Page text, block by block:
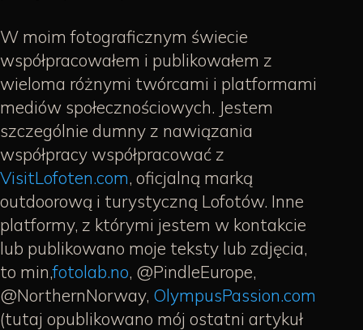
W moim fotograficznym świecie
współpracowałem i publikowałem z
wieloma różnymi twórcami i platformami
mediów społecznościowych. Jestem
szczególnie dumny z nawiązania
współpracy współpracować z
VisitLofoten.com, oficjalną marką
outdoorową i turystyczną Lofotów. Inne
platformy, z którymi jestem w kontakcie
lub publikowano moje teksty lub zdjęcia,
to min,fotolab.no, @PindleEurope,
@NorthernNorway, OlympusPassion.com
(tutaj opublikowano mój ostatni artykuł